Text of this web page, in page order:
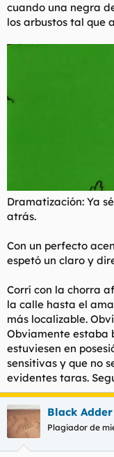
cuando una negra
los arbustos tal que
Dramatización: Ya
atrás.
Con un perfecto
espetó un claro y
Corrí con la chorra
la calle hasta el
más localizable.
Obviamente estaba
estuviesen en
sensitivas y que no
evidentes taras.
Black Adder
Plagiador de